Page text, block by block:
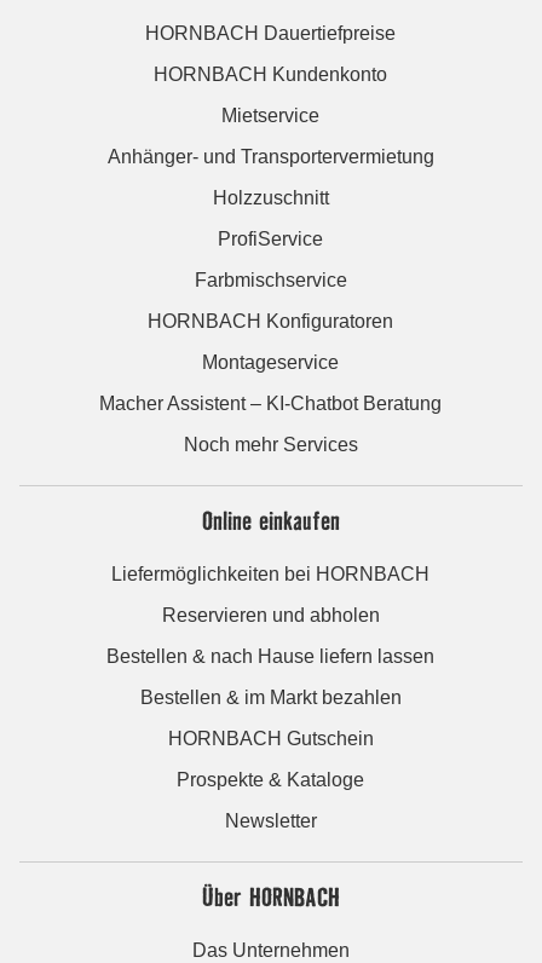
HORNBACH Dauertiefpreise
HORNBACH Kundenkonto
Mietservice
Anhänger- und Transportervermietung
Holzzuschnitt
ProfiService
Farbmischservice
HORNBACH Konfiguratoren
Montageservice
Macher Assistent – KI-Chatbot Beratung
Noch mehr Services
Online einkaufen
Liefermöglichkeiten bei HORNBACH
Reservieren und abholen
Bestellen & nach Hause liefern lassen
Bestellen & im Markt bezahlen
HORNBACH Gutschein
Prospekte & Kataloge
Newsletter
Über HORNBACH
Das Unternehmen